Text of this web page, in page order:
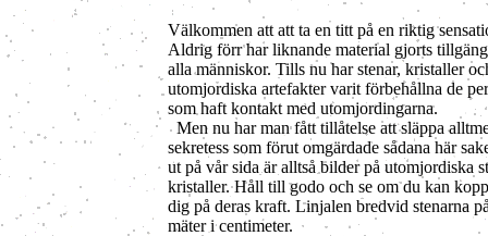
Välkommen att att ta en titt på en riktig
Aldrig förr har liknande material gjorts
alla människor. Tills nu har stenar, kristaller
utomjordiska artefakter varit förbehållna de
som haft kontakt med utomjordingarna.
Men nu har man fått tillåtelse att släppa
sekretess som förut omgärdade sådana här
ut på vår sida är alltså bilder på utomjordiska
kristaller. Håll till godo och se om du kan
dig på deras kraft. Linjalen bredvid stenarna
mäter i centimeter.